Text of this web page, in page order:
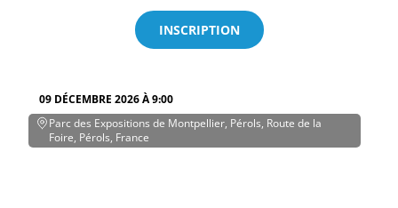
INSCRIPTION
09 DÉCEMBRE 2026 À 9:00
Parc des Expositions de Montpellier, Pérols, Route de la
Foire, Pérols, France